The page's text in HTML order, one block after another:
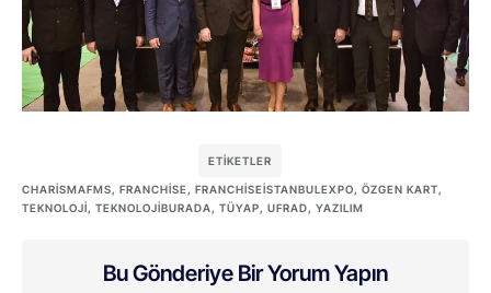
ETIKETLER
CHARISMAFMS, FRANCHISE, FRANCHISEİSTANBULEXPO, ÖZGEN KART,
TEKNOLOJI, TEKNOLOJIBURADA, TÜYAP, UFRAD, YAZILIM
Bu Gönderiye Bir Yorum Yapın